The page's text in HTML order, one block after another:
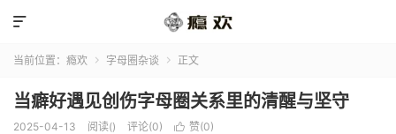

当前位置： 瘾欢  字母圈杂谈  正文
当癖好遇见创伤字母圈关系里的清醒与坚守
2025-04-13 阅读() 评论(0)  赞(0)